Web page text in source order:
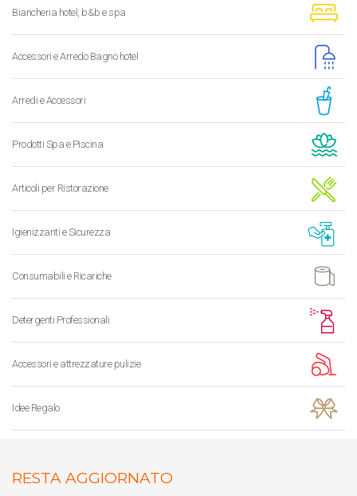
Biancheria hotel, b&b e spa
Accessori e Arredo Bagno hotel
Arredi e Accessori
Prodotti Spa e Piscina
Articoli per Ristorazione
Igienizzanti e Sicurezza
Consumabili e Ricariche
Detergenti Professionali
Accessori e attrezzature pulizie
Idee Regalo
RESTA AGGIORNATO